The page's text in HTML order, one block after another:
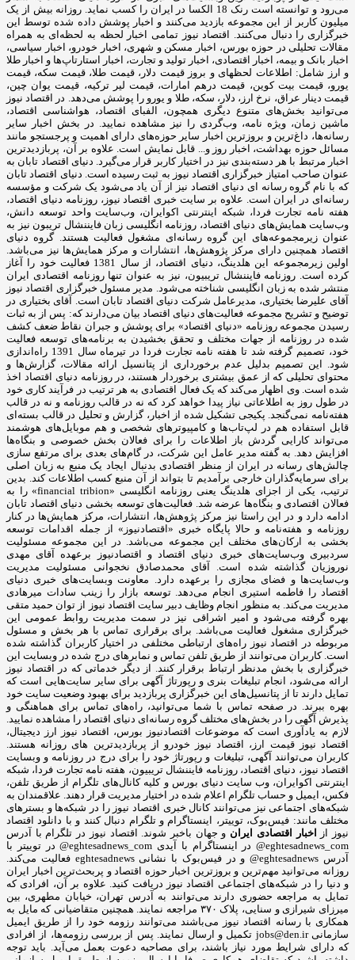
می‌رود و توانسته است رنک 18 الکسا در ایران را کسب نماید. روزانه بیش از یک
میلیون کاربر از این مجموعه بازدید می‌کنند و اخبار پوشش داده شده توسط این
خبرگزاری را دنبال می‌کنند. اقتصاد نیوز تمامی اخبار لحظه به لحظه‌ای به همراه
مقالات تحلیلی در حوزه بورس، اخبار مسکن و شهری، اخبار خودرو، اخبار سیاسی،
اخبار بانک و بیمه، اخبار اقتصادی، اخبار تولید و تجارت، اخبار استارتاپ‌ها و اخبار طلا
و ارز شامل: اطلاعات لحظهای و بروز قیمت دلار، قیمت طلا، قیمت سکه، قیمت
یورو، قیمت بیت کوین، قیمت درهم امارات، قیمت لیر ترکیه، قیمت یوان چین،
قیمت دینار عراق، نرخ ارز، دلار، سکه، طلا و یورو را پوشش می‌دهد. در اقتصاد نیوز
می‌توانید بخش‌های متنوع دیگری همچون، الفبای اقتصاد، هواشناسی اقتصاد،
ماشین زمان، ویژه نامه، وب‌گردی را نیز مشاهده نمایید. در بخش اخبار سایر
رسانه‌ها، داغ‌ترین و بروزترین اخبار سایر حوزه‌های دارای اهمیت و پرجستجو مانند
مسائل حوزه بهداشت، اخبار روز و... قابل نمایش است. علاوه بر آن، پربازدیدترین
اخبار مرتبط با هر دسته‌بندی نیز در اختیار کاربر قرار می‌گیرد. دنیای اقتصاد تابان به
عنوان صاحب امتیاز خبرگزاری اقتصاد نیوز به ثبت رسیده است. دنیای اقتصاد تابان
که با نام گروه رسانه ای دنیای اقتصاد نیز از آن یاد می‌شود یک شرکت و مؤسسه
رسانه‌ای در ایران است. علاوه بر سایت خبری اقتصاد نیوز، روزنامه دنیای اقتصاد،
هفته ‌نامه تجارت فردا، شبکه اینترنتی اکوایران، وب‌سایت واحد توسعه دانش،
وب‌سایت همایش‌های دنیای اقتصاد، روزنامه انگلیسی ‌زبان فایننشال تریبون نیز به
عنوان زیرمجموعه‌های این گروه رسانه‌ای مشغول فعالیت هستند. گروه دنیای
اقتصاد همچنین دارای مرکز پژوهش‌ها، انتشارات و مرکز همایش‌ها نیز می‌باشد.
اولین زیرمجموعه این هلدینگ، دنیای اقتصاد، از سال 1381 فعالیت خود را آغاز
کرده است. روزنامه فایننشال تریبیون، نیز به عنوان تنها روزنامه اقتصادی ایران
منتشر شده به زبان انگلیسی شناخته می‌شود. مدیر مسئول خبرگزاری اقتصاد نیوز
آقای علیرضا بختیاری، مدیرعامل شرکت دنیای اقتصاد تابان است. آقای بختیاری در
توضیح و تشریح مجموعه فعالیت‌های دنیای اقتصاد بیان می‌دارند که: پس از به ثبات
رسیدن مجموعه روزنامه «دنیای اقتصاد» برای پوشش و جبران نقاط ضعف کشف
شده در روزنامه از جهات مختلف و تحقق بخشیدن به برنامه‌های توسعه فعالیت
خود، تصمیم گرفته شد تا هفته نامه تجارت فردا در تیرماه سال 1391 راه‌اندازی
شود. این تصمیم بدلیل عدم برخورداری از پتانسیل ارائه مقالات، گزارش‌ها و
محتوای تحلیلی که از عمق بیشتری برخوردار هستند، در روزنامه دنیای اقتصاد اخذ
شده است. وی اظهار می‌کند که یک فعال اقتصادی به هر ترتیب در فرآیند کاری خود
در طول روز به اطلاعاتی نیاز پیدا خواهد کرد که نه در قالب روزنامه و نه در قالب
هفته‌نامه نمی‌گنجد. پکیجی تشکیل شده از اخبار، گزارش و تحلیل در قالب بسته‌ای
قابل استفاده هم در لپ‌تاب‌ها و کامپیوترهای شخصی و هم موبایل‌های هوشمند
می‌تواند کارایی گردش باز اطلاعات را برای فعالان بخش خصوصی و بنگاه‌ها
افزایش دهد. به گفته مدیر عامل این شرکت، در گام‌های بعدی برای مرتفع سازی
چالش‌های رسانه در ایران از منظر اقتصادی بدنبال ایجاد یک منبع به زبان اصلی
برای سرمایه‌گذاران خارجی برآمدیم تا بتواند از آن منبع کسب اطلاعات کند. بدین
ترتیب، یکی از اجزای هلدینگ یعنی روزنامه انگلیسی «financial tribion» را به
فعالان اقتصادی و بنگاه‌ها عرضه شد. فعالیت‌های توسعه بخشی دنیای اقتصاد تابان
ادامه دارد و در این راستا نیز مرکز پژوهش‌ها، انتشارات، مرکز همایش‌ها در کنار
روزنامه و هفته‌نامه و حالا پایگاه خبری «اقتصادنیوز» از جمله اقدامات توسعه
بخشی به ارکان‌های مختلف این مجموعه می‌باشد. در این مجموعه مسئولیت
سردبیری وب‌سایت‌های خبری دنیای اقتصاد و اقتصادنیوز برعهده آقای مهدی
نوروزیان گذاشته شده است. آقای محمدصادق نخجوانی مسئولیت مدیریت
وب‌سایت‌ها و فضای مجازی را برعهده دارد. معاونت وبسایت‌های خبری دنیای
اقتصاد را فاطمه استیری انجام می‌دهد. توسعه بازار را زینب سادات میرهادی
مدیریت می‌کند. به منظور انجام وظایف دبیر سایت اقتصاد نیوز از توان حمید متقی
بهره گرفته می‌شود و امیر اشراقی نیز در سمت مدیریت روابط عمومی این
خبرگزاری مشغول فعالیت می‌باشد. برای برقراری تماس با هر بخش و مسئول
مربوطه در اقتصاد نیوز راه‌های ارتباطی مختلفی در اختیار کاربران گذاشته شده
است. کاربران می‌توانند از طریق تلفن تماس و نمابرهای درج شده در وبسایت این
خبرگزاری با بخش مدنظر ارتباط برقرار کنند. از دیگر خدماتی که در اقتصاد نیوز
ارائه می‌شود، انجام تبلیغات بنری و رپورتاژ آگهی برای سایر سایت‌هایی است که
تمایل دارند تا از پتانسیل‌های این خبرگزاری پربازدید برای بهبود وضعیت سایت خود
بهره ببرند. در صفحه تماس با شما می‌توانید، راه‌های تماس برای هماهنگی و
پذیرش آگهی را در بخش‌های مختلف گروه رسانه‌ای دنیای اقتصاد را مشاهده نمایید.
لازم به یادآوری است که موضوعات اقتصادنیوز بورس، اقتصاد نیوز ارز دیجیتال،
اقتصاد نیوز قیمت ارز، اقتصاد نیوز خودرو از پربازدیدترین های روزانه هستند.
کاربران می‌توانند آگهی، تبلیغات و رپورتاژ خود را برای درج در روزنامه و وبسایت
اقتصاد نیوز، دنیای اقتصاد، روزنامه فایننشال تریبیون، هفته نامه تجارت فردا، شبکه
اینترنتی اکوایران، وب سایت دنیای بورس و کلیه کانال‌های تلگرام از طریق تلفن،
فکس، ایمیل و حساب تلگرام اعلام شده در اختیار مدیریت قرار دهند. علاقمندان به
شبکه‎‌های اجتماعی نیز می‌توانند کانال خبری اقتصاد نیوز را در شبکه‌ها و بسترهای
مختلف مانند: فیس‌بوک، توییتر، اینستاگرام و تلگرام دنبال کنند و با دانلود اقتصاد
نیوز از اخبار اقتصادی ایران و جهان باخبر شوند. اقتصاد نیوز در تلگرام با آدرس
eghtesadnews_com@ در اینستاگرام با آیدی eghtesadnews_com@ در توییتر با
آدرس eghtesadnews@ و در فیس‌بوک با نشانی eghtesadnews فعالیت می‌کند.
روزانه می‌توانید مهم‌ترین و بروزترین اخبار حوزه اقتصاد و پربحث‌ترین اخبار ایران
و دنیا را در شبکه‌های اجتماعی اقتصاد نیوز دریافت کنید. علاوه بر آن، افرادی که
تمایل به مراجعه حضوری دارند می‌توانند به آدرس تهران، خیابان مطهری، بین
میرزای شیرازی و سنایی، پلاک ۳۷۰ مراجعه نمایند. همچنین متقاضیانی که مایل به
همکاری با رسانه‌ اقتصاد نیوز می‌باشند می‌توانند رزومه خود را از طریق ایمیل
سازمانی jobs@den.ir تکمیل و ارسال نمایند. پس از بررسی رزومه‌ها، از افرادی
که دارای شرایط مورد نیاز باشند، برای مصاحبه دعوت بعمل می‌آید. باید توجه